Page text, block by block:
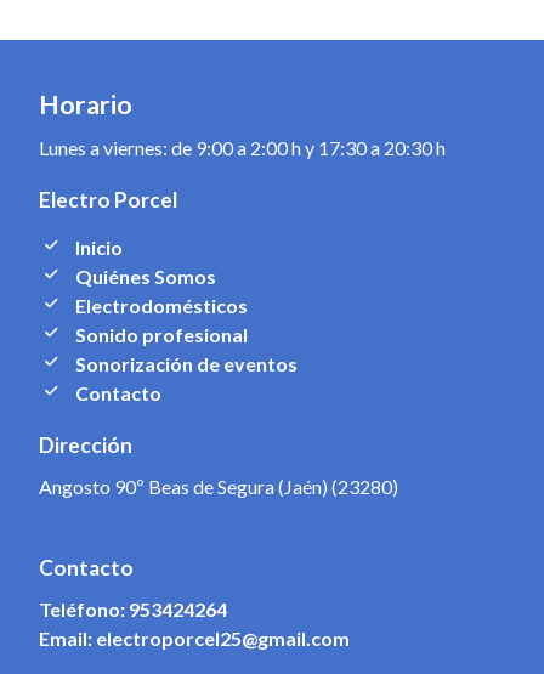
Horario
Lunes a viernes: de 9:00 a 2:00 h y 17:30 a 20:30 h
Electro Porcel
Inicio
Quiénes Somos
Electrodomésticos
Sonido profesional
Sonorización de eventos
Contacto
Dirección
Angosto 90º Beas de Segura (Jaén) (23280)
Contacto
Teléfono: 953424264
Email: electroporcel25@gmail.com